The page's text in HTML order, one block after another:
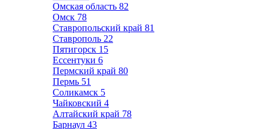
Омская область 82
Омск 78
Ставропольский край 81
Ставрополь 22
Пятигорск 15
Ессентуки 6
Пермский край 80
Пермь 51
Соликамск 5
Чайковский 4
Алтайский край 78
Барнаул 43